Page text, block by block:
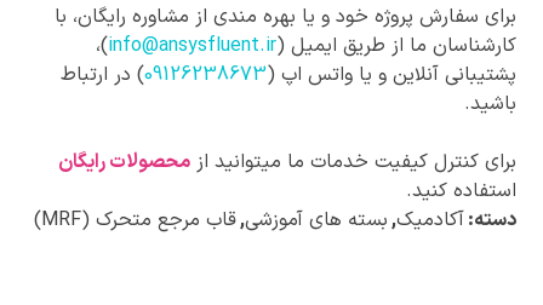
برای سفارش پروژه خود و یا بهره مندی از مشاوره رایگان، با
کارشناسان ما از طریق ایمیل (info@ansysfluent.ir)،
پشتیبانی آنلاین و یا واتس اپ (09126238673) در ارتباط
باشید.
برای کنترل کیفیت خدمات ما میتوانید ازمحصولات رایگان
استفاده کنید.
دسته:آکادمیک,بسته های آموزشی,قاب مرجع متحرک (MRF)